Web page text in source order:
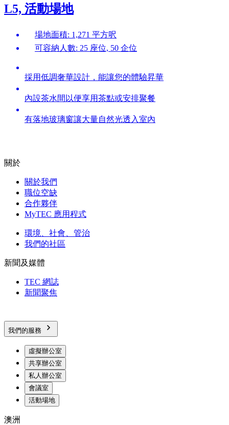
L5, 活動場地
場地面積: 1,271 平方呎
可容納人數: 25 座位, 50 企位
採用低調奢華設計，能讓您的體驗昇華
內設茶水間以便享用茶點或安排聚餐
有落地玻璃窗讓大量自然光透入室內
關於
關於我們
職位空缺
合作夥伴
MyTEC 應用程式
環境、社會、管治
我們的社區
新聞及媒體
TEC 網誌
新聞聚焦
我們的服務
虛擬辦公室
共享辦公室
私人辦公室
會議室
活動場地
澳洲